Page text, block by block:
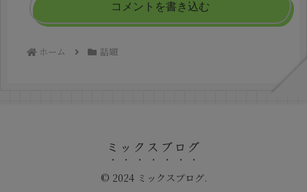
コメントを書き込む
ホーム 話題
ミックスブログ
© 2024 ミックスブログ.